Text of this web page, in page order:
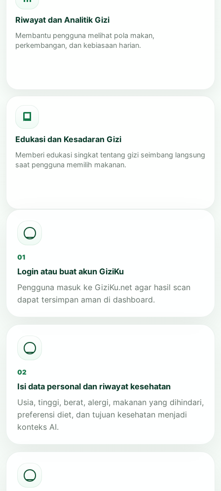
Riwayat dan Analitik Gizi
Membantu pengguna melihat pola makan,
perkembangan, dan kebiasaan harian.
Edukasi dan Kesadaran Gizi
Memberi edukasi singkat tentang gizi seimbang langsung
saat pengguna memilih makanan.
01
Login atau buat akun GiziKu
Pengguna masuk ke GiziKu.net agar hasil scan
dapat tersimpan aman di dashboard.
02
Isi data personal dan riwayat kesehatan
Usia, tinggi, berat, alergi, makanan yang dihindari,
preferensi diet, dan tujuan kesehatan menjadi
konteks AI.